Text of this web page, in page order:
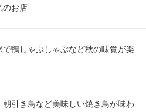
のお店
鴨しゃぶしゃぶなど秋の味覚が楽
引き鳥など美味しい焼き鳥が味わ